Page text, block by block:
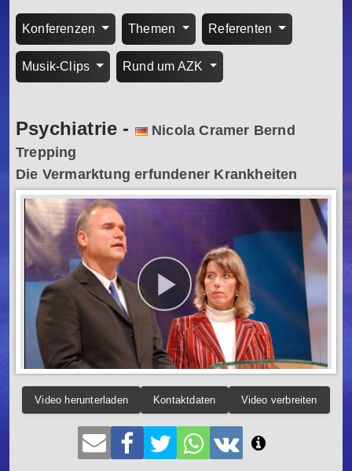
Konferenzen Themen Referenten
Musik-Clips Rund um AZK
Psychiatrie -
Nicola Cramer Bernd
Trepping
Die Vermarktung erfundener Krankheiten
Video herunterladen Kontaktdaten Video verbreiten